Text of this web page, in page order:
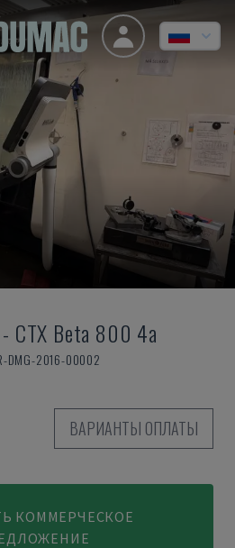
- CTX Beta 800 4a
DMG-2016-00002
ВАРИАНТЫ ОПЛАТЫ
КОММЕРЧЕСКОЕ